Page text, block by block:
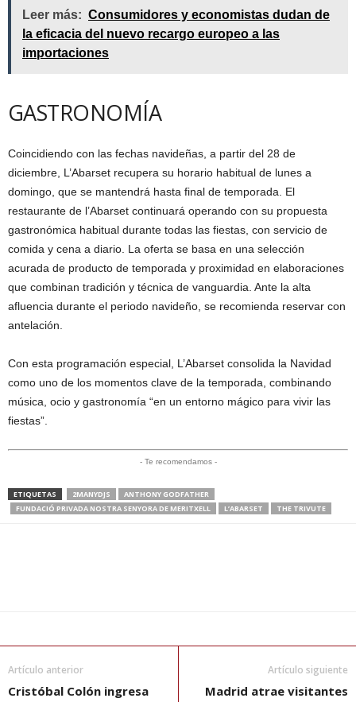
Leer más: Consumidores y economistas dudan de
la eficacia del nuevo recargo europeo a las
importaciones
GASTRONOMÍA
Coincidiendo con las fechas navideñas, a partir del 28 de
diciembre, L’Abarset recupera su horario habitual de lunes a
domingo, que se mantendrá hasta final de temporada. El
restaurante de l’Abarset continuará operando con su propuesta
gastronómica habitual durante todas las fiestas, con servicio de
comida y cena a diario. La oferta se basa en una selección
acurada de producto de temporada y proximidad en elaboraciones
que combinan tradición y técnica de vanguardia. Ante la alta
afluencia durante el periodo navideño, se recomienda reservar con
antelación.
Con esta programación especial, L’Abarset consolida la Navidad
como uno de los momentos clave de la temporada, combinando
música, ocio y gastronomía “en un entorno mágico para vivir las
fiestas”.
- Te recomendamos -
ETIQUETAS 2MANYDJS
ANTHONY GODFATHER
FUNDACIÓ PRIVADA NOSTRA SENYORA DE MERITXELL
L’ABARSET THE TRIVUTE
Artículo anterior
Cristóbal Colón ingresa
Artículo siguiente
Madrid atrae visitantes